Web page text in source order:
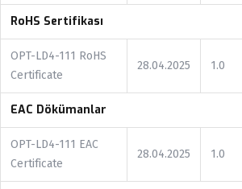
RoHS Sertifikası
OPT-LD4-111 RoHS
Certificate
28.04.2025 1.0
EAC Dökümanlar
OPT-LD4-111 EAC
Certificate
28.04.2025 1.0